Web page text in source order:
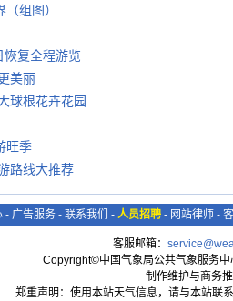
组图）
恢复全程游览
美丽
球根花卉花园
旺季
路线大推荐
- 广告服务 - 联系我们 - 人员招聘 - 网站律师 -
客服邮箱：
Copyright©中国气象局公共气象服务
制作维护与商务
郑重声明：使用本站天气信息，请与本站联